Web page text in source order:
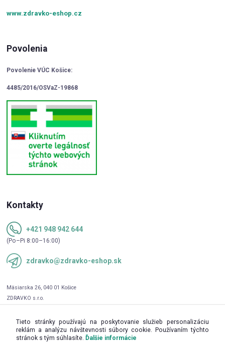
www.zdravko-eshop.cz
Povolenia
Povolenie VÚC Košice:
4485/2016/OSVaZ-19868
Kontakty
+421 948 942 644
(Po–Pi 8:00–16:00)
zdravko@zdravko-eshop.sk
Tieto stránky používajú na poskytovanie služieb personalizáciu
reklám a analýzu návštevnosti súbory cookie. Používaním týchto
stránok s tým súhlasíte. Ďalšie informácie